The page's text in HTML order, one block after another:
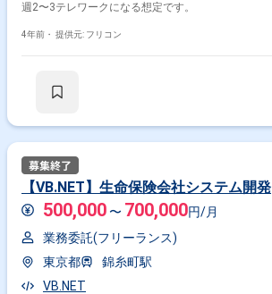
週2〜3テレワークになる想定です。
4年前・ 提供元: フリコン
【VB.NET】生命保険会社システム開発
500,000 〜 700,000円/月
業務委託(フリーランス)
東京都
錦糸町駅
VB.NET